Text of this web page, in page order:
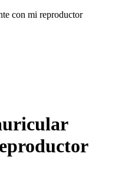
con mi reproductor